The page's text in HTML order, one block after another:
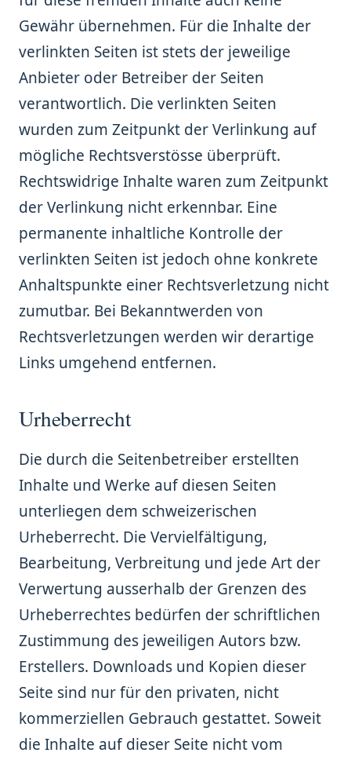
Gewähr übernehmen. Für die Inhalte der
verlinkten Seiten ist stets der jeweilige
Anbieter oder Betreiber der Seiten
verantwortlich. Die verlinkten Seiten
wurden zum Zeitpunkt der Verlinkung auf
mögliche Rechtsverstösse überprüft.
Rechtswidrige Inhalte waren zum Zeitpunkt
der Verlinkung nicht erkennbar. Eine
permanente inhaltliche Kontrolle der
verlinkten Seiten ist jedoch ohne konkrete
Anhaltspunkte einer Rechtsverletzung nicht
zumutbar. Bei Bekanntwerden von
Rechtsverletzungen werden wir derartige
Links umgehend entfernen.
Urheberrecht
Die durch die Seitenbetreiber erstellten
Inhalte und Werke auf diesen Seiten
unterliegen dem schweizerischen
Urheberrecht. Die Vervielfältigung,
Bearbeitung, Verbreitung und jede Art der
Verwertung ausserhalb der Grenzen des
Urheberrechtes bedürfen der schriftlichen
Zustimmung des jeweiligen Autors bzw.
Erstellers. Downloads und Kopien dieser
Seite sind nur für den privaten, nicht
kommerziellen Gebrauch gestattet. Soweit
die Inhalte auf dieser Seite nicht vom